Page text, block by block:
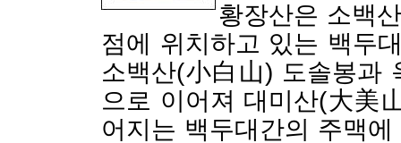
황장산은 소백
점에 위치하고 있는 백두
소백산(小白山) 도솔봉과
으로 이어져 대미산(大美
어지는 백두대간의 주맥